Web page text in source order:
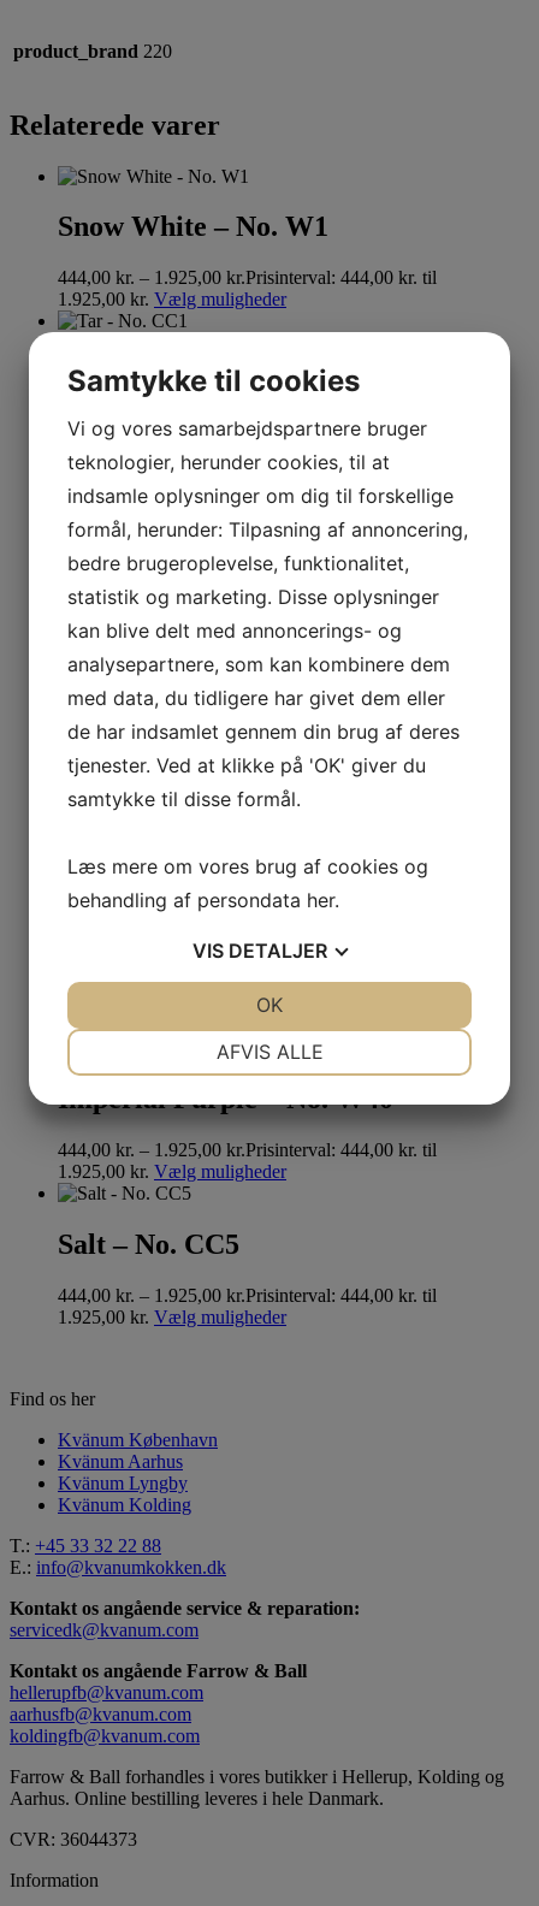
product_brand 220
Relaterede varer
Snow White – No. W1
444,00 kr. – 1.925,00 kr.Prisinterval: 444,00 kr. til
1.925,00 kr. Vælg muligheder
Tar – No. CC1
444,00 kr. – 1.925,00kr.Prisinterval: 444,00 kr. til
1.925,00 kr.
Vælg muligheder
Duck Green – No. W55
444,00kr. – 1.925,00kr.Prisinterval: 444,00 kr. til
1.925,00 kr. Vælg muligheder
Palm – No. CC4
1.925,00 kr.
Prisinterval: 444,00 kr. til
1.925,00 kr. Vælg muligheder
Titmouse Blue – No. W24
444,00kr. – 1.925,00kr.Prisinterval: 444,00 kr. til
1.925,00 kr.
Vælg muligheder
Sugared Almond – No. 9913
Prisinterval: 444,00 kr. til
1.925,00 kr. Vælg muligheder
Imperial Purple – No. W40
444,00 kr. – 1.925,00 kr.Prisinterval: 444,00 kr. til
1.925,00 kr. Vælg muligheder
Salt – No. CC5
444,00 kr. – 1.925,00 kr.Prisinterval: 444,00 kr. til
1.925,00 kr. Vælg muligheder
Find os her
Kvänum København
Kvänum Aarhus
Kvänum Lyngby
Kvänum Kolding
T.: +45 33 32 22 88
E.: info@kvanumkokken.dk
Kontakt os angående service & reparation:
servicedk@kvanum.com
Kontakt os angående Farrow & Ball
hellerupfb@kvanum.com
aarhusfb@kvanum.com
koldingfb@kvanum.com
Farrow & Ball forhandles i vores butikker i Hellerup, Kolding og
Aarhus. Online bestilling leveres i hele Danmark.
CVR: 36044373
Information
Samtykke til cookies
Vi og vores samarbejdspartnere bruger
teknologier, herunder cookies, til at
indsamle oplysninger om dig til forskellige
formål, herunder: Tilpasning af annoncering,
bedre brugeroplevelse, funktionalitet,
statistik og marketing. Disse oplysninger
kan blive delt med annoncerings- og
analysepartnere, som kan kombinere dem
med data, du tidligere har givet dem eller
de har indsamlet gennem din brug af deres
tjenester. Ved at klikke på 'OK' giver du
samtykke til disse formål.
Læs mere om vores brug af cookies og
behandling af persondata her.
VIS DETALJER
AFVIS ALLE
OK